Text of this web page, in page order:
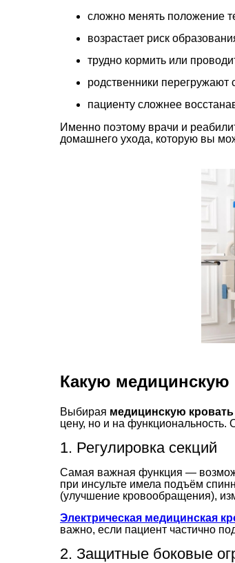
сложно менять положение
возрастает риск
трудно кормить или
родственники перегружают
пациенту сложнее
Именно поэтому врачи и
домашнего ухода, которую вы
Какую медицинскую
Выбирая медицинскую
цену, но и на функциональность.
1. Регулировка секций
Самая важная функция —
при инсульте имела подъём
(улучшение кровообращения),
Электрическая медицинская
важно, если пациент частично
2. Защитные боковые